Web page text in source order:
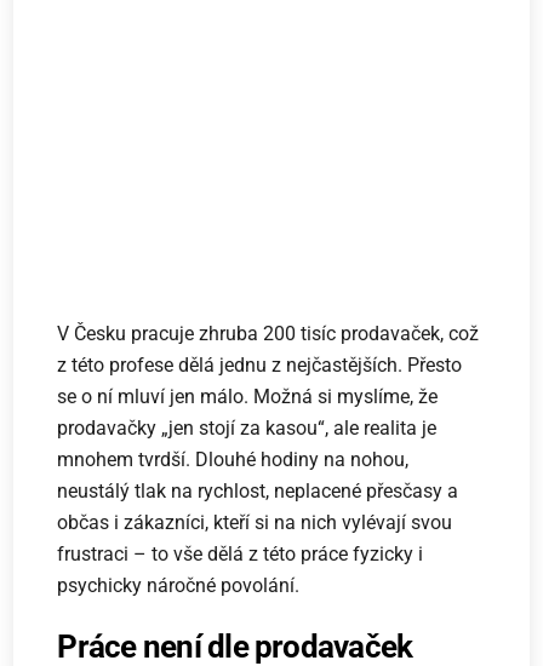
V Česku pracuje zhruba 200 tisíc prodavaček, což
z této profese dělá jednu z nejčastějších. Přesto
se o ní mluví jen málo. Možná si myslíme, že
prodavačky „jen stojí za kasou“, ale realita je
mnohem tvrdší. Dlouhé hodiny na nohou,
neustálý tlak na rychlost, neplacené přesčasy a
občas i zákazníci, kteří si na nich vylévají svou
frustraci – to vše dělá z této práce fyzicky i
psychicky náročné povolání.
Práce není dle prodavaček